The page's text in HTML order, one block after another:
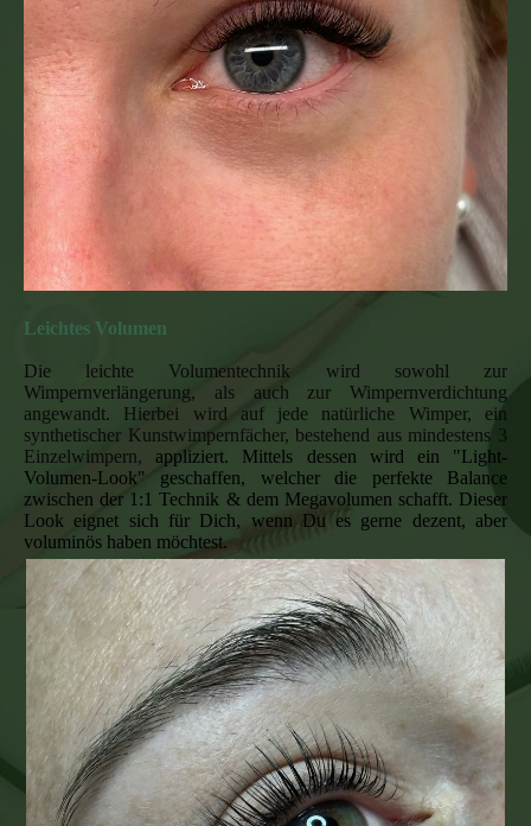
Leichtes Volumen
Die leichte Volumentechnik wird sowohl zur
Wimpernverlängerung, als auch zur Wimpernverdichtung
angewandt. Hierbei wird auf jede natürliche Wimper, ein
synthetischer Kunstwimpernfächer, bestehend aus mindestens 3
Einzelwimpern,appliziert. Mittels dessen wird ein "Light-
Volumen-Look" geschaffen, welcher die perfekte Balance
zwischen der 1:1 Technik & dem Megavolumen schafft. Dieser
Look eignet sich für Dich, wenn Du es gerne dezent, aber
voluminös haben möchtest.